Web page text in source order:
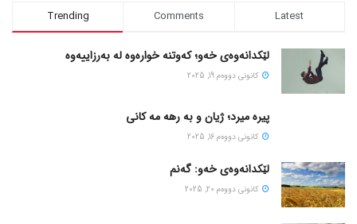
Trending Comments Latest
لێکدانەوەی خەو؛ کەوتنە خوارەوە لە بەرزاییەوە
كانونی دووه‌م 19, 2025
پیره میرد؛ ژیان و به رهه مه کانی
كانونی دووه‌م 16, 2025
لێکدانەوەی خەو: گەنم
كانونی دووه‌م 20, 2025